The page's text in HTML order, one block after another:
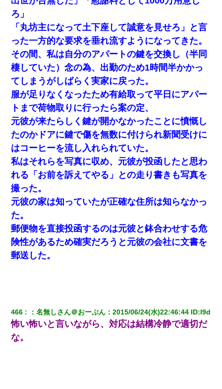
【ワロタ】姉から「肉食系14才、乳丸出し、毛はうっすら生えか
け」というタイトルで画像が送られてきた
【衝撃】婚約者「兄と結婚はするけど嫁入りするわけじゃない。
お互い干渉はしないようにしましょう」→ その後に結納金の話を
したので、母が・・・
隣の部屋の住民の母親、オートロックを突破してマンションに入
り込んできたみたいで、ずっとドアの前で喚いてて滅茶苦茶うる
さかった。
全く親しくないママ友Aから突然「飲み会しよう」と誘われたがお
断りした。後日Aの企みを知ってゾッとするやら腹立つやら！
小学生の妹が20代の弟とチューしてるのに、見て見ぬふりの親を
見てから実家を出た。それから15年、妹が弟の子を妊娠したらし
くもう堕胎できない月なんだと母から連絡がきた…｜生活｜ワロ
タあんてな
ろ」
「丸坊主になって土下座して誠意を見せろ」と言
った一方的な要求を垂れ流すようになってきた。
その間、私は自分のアパートの鍵を交換し（半同
棲していた）念の為、出勤のため1時間半かかっ
てしまうがしばらく実家に戻った。
服が足りなくなったため有給取って平日にアパー
トまで荷物取りに行ったら案の定、
元彼が来たらしく鍵が開かなかったことに憤慨し
たのかドアに鍵で傷を無数に付けられ新聞受けに
はコーヒーを流し入れられていた。
私はそれらを写真に収め、元彼が投函したと思わ
れる「お前を訴えてやる」との走り書きも写真を
撮った。
元彼の家は知っていたが正確な住所は知らなかっ
た。
郵便物を直接投函するのは元彼と鉢合わせする危
険性があるため確実だろうと元彼の会社に文書を
郵送した。
466 ：名無しさん＠おーぷん ：2015/06/24(水)22:46:44 ID:l9d
怖い怖いと言いながら、対応は結構冷静で適切だ
な。